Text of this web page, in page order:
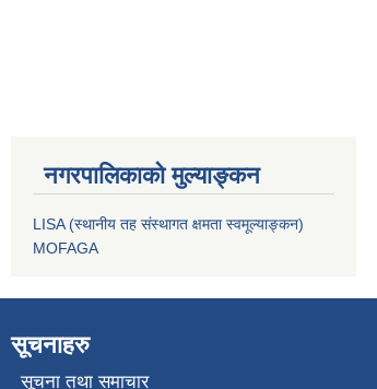
नगरपालिकाको मुल्याङ्कन
LISA (स्थानीय तह संस्थागत क्षमता स्वमूल्याङ्कन)
MOFAGA
सूचनाहरु
सूचना तथा समाचार